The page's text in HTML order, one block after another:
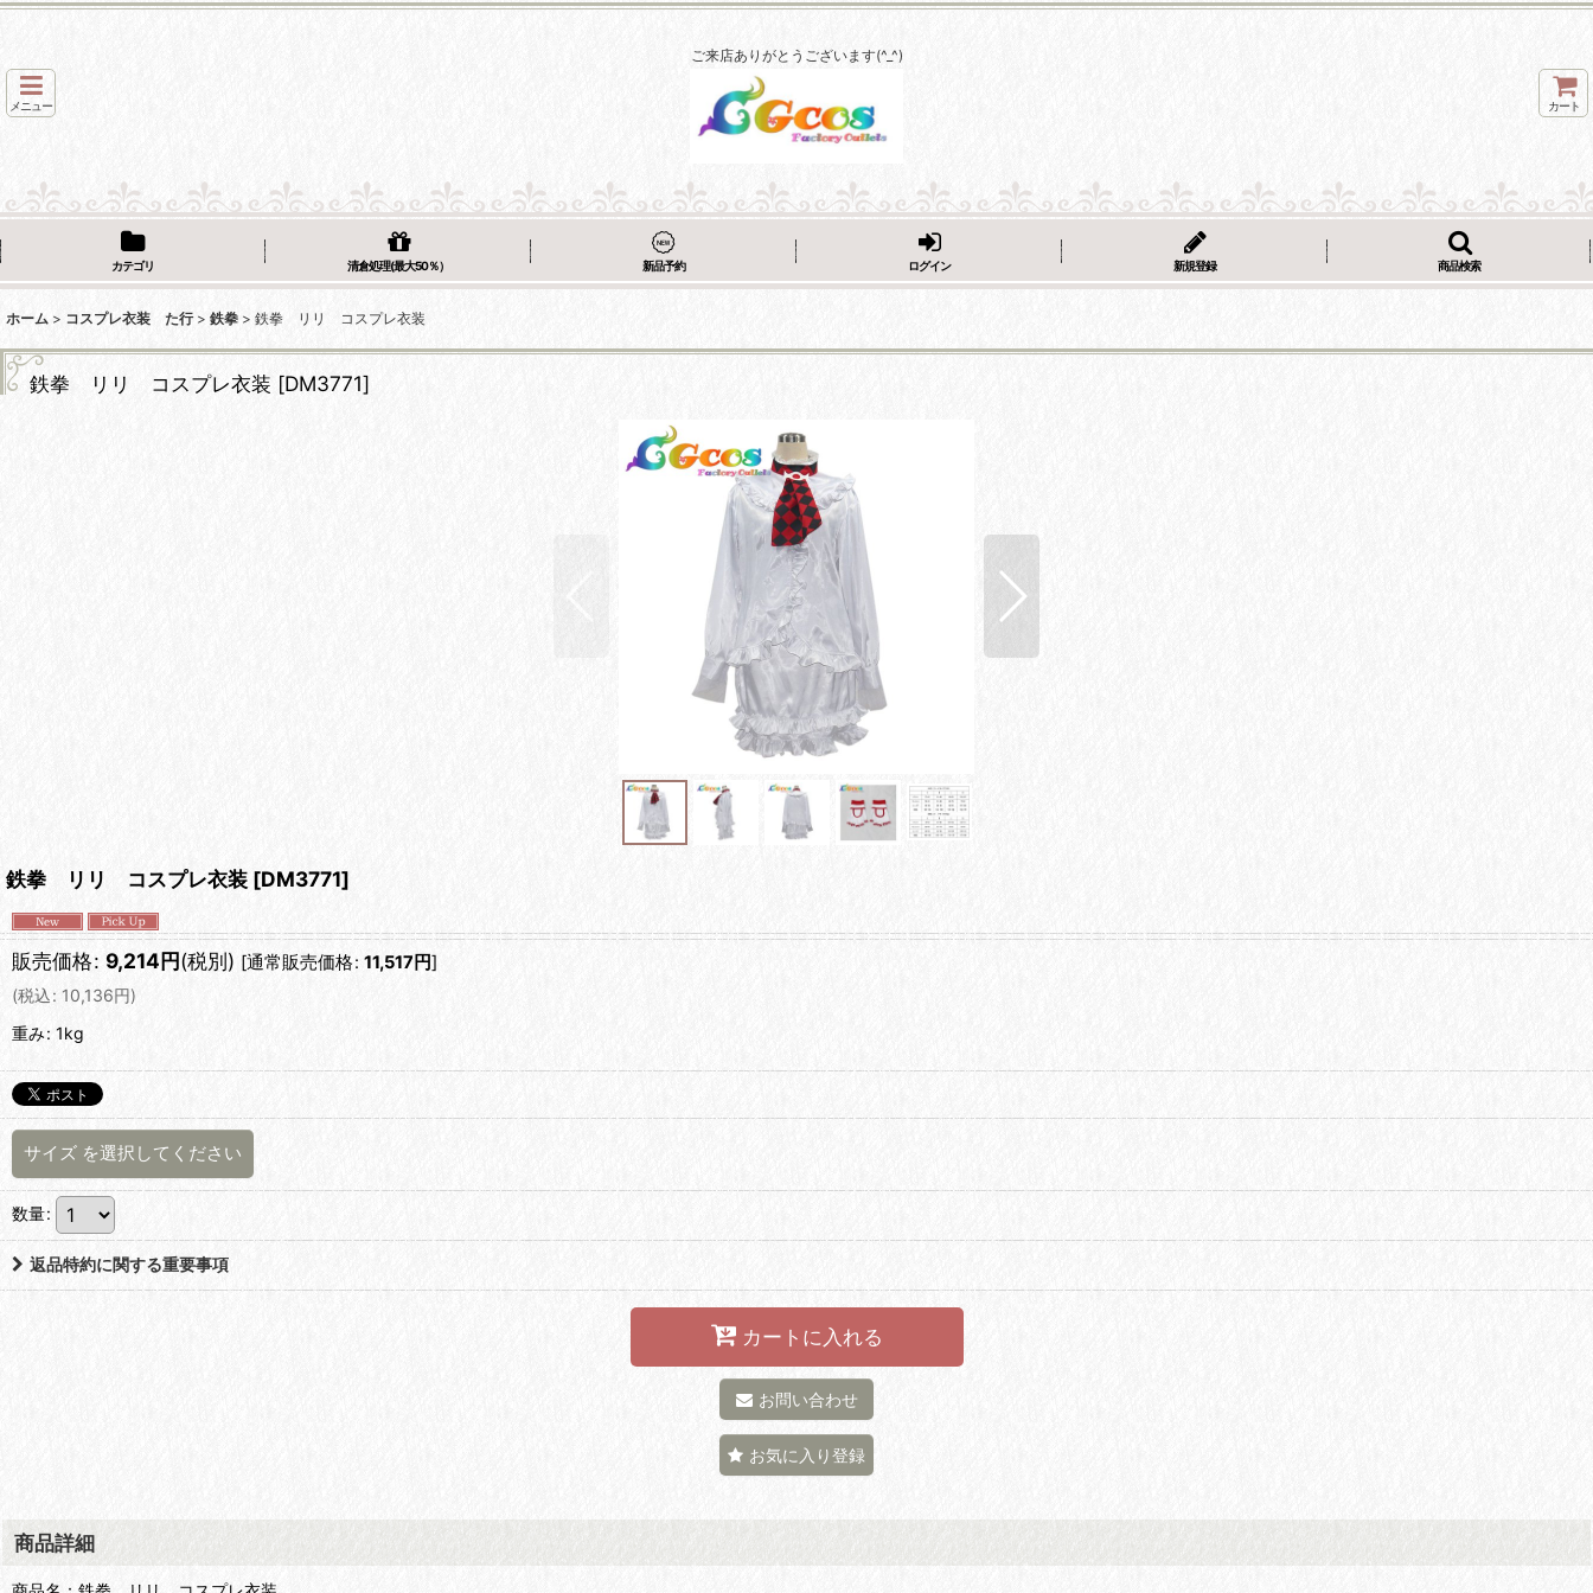
ご来店ありがとうございます(^_^)
メニュー カート
カテゴリ 清倉処理(最大50％） 新品予約 ログイン 新規登録 商品検索
ホーム > コスプレ衣装 た行 > 鉄拳 > 鉄拳 リリ コスプレ衣装
鉄拳 リリ コスプレ衣装 [DM3771]
鉄拳 リリ コスプレ衣装 [DM3771]
販売価格: 9,214円(税別) [通常販売価格: 11,517 円]
(税込: 10,136円)
重み: 1kg
サイズ を選択してください
数量:
返品特約に関する重要事項
カートに入れる
お問い合わせ
お気に入り登録
商品詳細